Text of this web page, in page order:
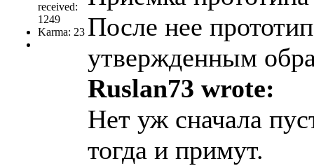
received:
1249
Karma: 23 После нее
утвержденным
Ruslan73 wrote:
Нет уж сначала
тогда и примут.